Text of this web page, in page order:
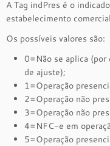
A Tag indPres é o
estabelecimento
Os possíveis valores são:
0=Não se aplica (por
de ajuste);
1=Operação
2=Operação não
3=Operação não
4=NFC-e em
5=Operação